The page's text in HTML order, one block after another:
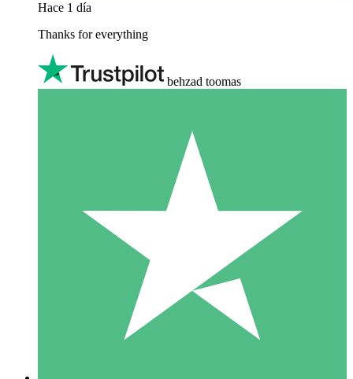
Hace 1 día
Thanks for everything
behzad toomas